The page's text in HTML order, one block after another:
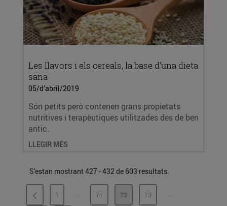
Les llavors i els cereals, la base d’una dieta
sana
05/d’abril/2019
Són petits però contenen grans propietats
nutritives i terapèutiques utilitzades des de ben
antic.
LLEGIR MÉS
S'estan mostrant 427 - 432 de 603 resultats.
PÀGINA
1 ...PÀGINES INTERMÈDIES
PÀGINA
71 PÀGINA
72 PÀGINA
73 ...PÀGINES